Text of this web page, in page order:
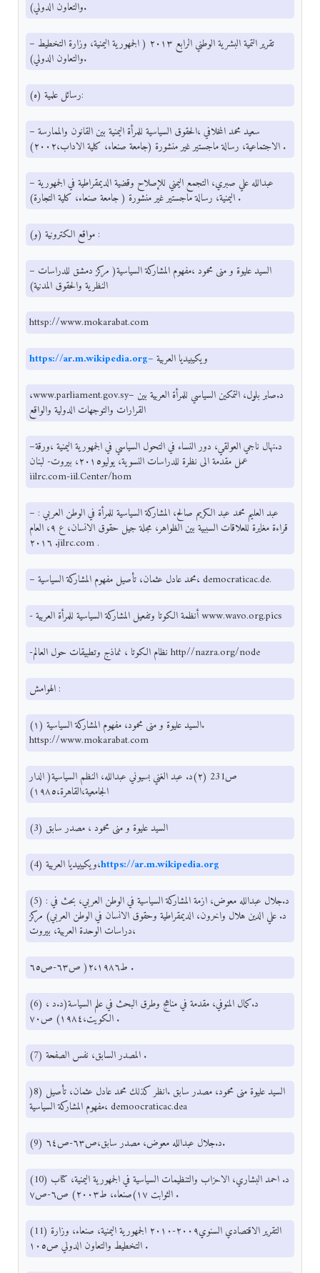
والتعاون الدولي).
– تقرير التمية البشرية الوطني الرابع ٢٠١٣ ( الجمهورية اليمنية، وزارة التخطيط
والتعاون الدولي).
(ه) رسائل علمية:
– سعيد محمد المخلافي ،الحقوق السياسية للمرأة اليمنية بين القانون والممارسة
الاجتماعية، رسالة ماجستير غير منشورة (جامعة صنعاء، كلية الاداب،٢٠٠٢) .
– عبدالله علي صبري، التجمع اليمني للإصلاح وقضية الديمقراطية في الجمهورية
اليمنية، رسالة ماجستير غير منشورة ( جامعة صنعاء، كلية التجارة) .
(و) مواقع الكترونية :
– السيد عليوة و منى محمود ،مفهوم المشاركة السياسية( مركز دمشق للدراسات
النظرية والحقوق المدنية)
httsp://www.mokarabat.com
https://ar.m.wikipedia.org– ويكيبيديا العربية
،www.parliament.gov.sy– د.صابر بلول، التمكين السياسي للمرأة العربية بين
القرارات والتوجهات الدولية والواقع
–د.نهال ناجي العولقي، دور النساء في التحول السياسي في الجمهورية اليمنية ،ورقة
عمل مقدمة الى نظرة للدراسات النسوية، يوليو٢٠١٥، بيروت- لبنان
iilrc.com-iil.Center/hom
– عبد العليم محمد عبد الكريم صالح، المشاركة السياسية للمرأة في الوطن العربي :
قراءة مغايرة للعلاقات السببية بين الظواهر، مجلة جيل حقوق الانسان، ع ٩، العام
٢٠١٦ .jilrc.com .
– محمد عادل عثمان، تأصيل مفهوم المشاركة السياسية، democraticac.de.
- أنظمة الكوتا وتفعيل المشاركة السياسية للمرأة العربية www.wavo.org.pics
-نظام الكوتا ، نماذج وتطبيقات حول العالم http//nazra.org/node
الهوامش :
(١) السيد عليوة و منى محمود، مفهوم المشاركة السياسية.
httsp://www.mokarabat.com
ص231 (٢)د. عبد الغني بسيوني عبدالله، النظم السياسية( الدار
الجامعية،القاهرة،١٩٨٥)
(3) السيد عليوة و منى محمود ، مصدر سابق
(4) ويكيبيديا العربية،https://ar.m.wikipedia.org
(5) د.جلال عبدالله معوض، ازمة المشاركة السياسية في الوطن العربي، بحث في :
د. علي الدين هلال واخرون، الديمقراطية وحقوق الانسان في الوطن العربي) مركز
دراسات الوحدة العربية، بيروت،
ط٢،١٩٨٦( ص٦٣-ص٦٥ .
(6) د.كمال المنوفي، مقدمة في مناهج وطرق البحث في علم السياسة(د.د ،
الكويت،١٩٨٤) ص٧٠ .
(7) المصدر السابق، نفس الصفحة .
)8) السيد عليوة منى محمود، مصدر سابق .انظر كذلك محمد عادل عثمان، تأصيل
مفهوم المشاركة السياسية، demoocraticac.dea
(9) د.جلال عبدالله معوض، مصدر سابق،ص٦٣-ص٦٤.
(10) د. احمد البشاري، الاحزاب والتنظيمات السياسية في الجمهورية اليمنية، كتاب
الثوابت ١٧)صنعاء، ط٢٠٠٣) ص٦-ص٧ .
(11) التقرير الاقتصادي السنوي٢٠٠٩-٢٠١٠ الجمهورية اليمنية، صنعاء، وزارة
التخطيط والتعاون الدولي ص١٠٥ .